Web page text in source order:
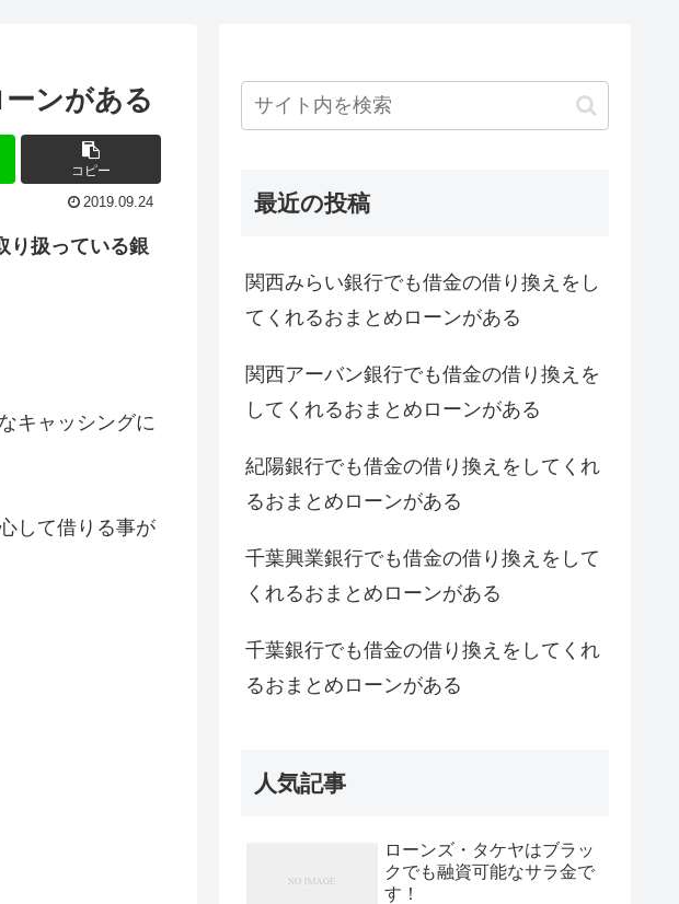
ンがある
コピー
2019.09.24
り扱っている銀
キャッシングに
して借りる事が
最近の投稿
関西みらい銀行でも借金の借り換えをし
てくれるおまとめローンがある
関西アーバン銀行でも借金の借り換えを
してくれるおまとめローンがある
紀陽銀行でも借金の借り換えをしてくれ
るおまとめローンがある
千葉興業銀行でも借金の借り換えをして
くれるおまとめローンがある
千葉銀行でも借金の借り換えをしてくれ
るおまとめローンがある
人気記事
ローンズ・タケヤはブラッ
クでも融資可能なサラ金で
す！